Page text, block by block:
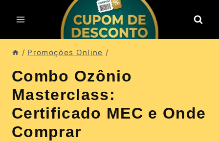
para
o
Conteúdo
/ Promoções Online /
Combo Ozônio
Masterclass:
Certificado MEC e Onde
Comprar